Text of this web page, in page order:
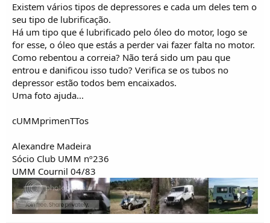
Existem vários tipos de depressores e cada um deles tem o
seu tipo de lubrificação.
Há um tipo que é lubrificado pelo óleo do motor, logo se
for esse, o óleo que estás a perder vai fazer falta no motor.
Como rebentou a correia? Não terá sido um pau que
entrou e danificou isso tudo? Verifica se os tubos no
depressor estão todos bem encaixados.
Uma foto ajuda...
cUMMprimenTTos
Alexandre Madeira
Sócio Club UMM nº236
UMM Cournil 04/83